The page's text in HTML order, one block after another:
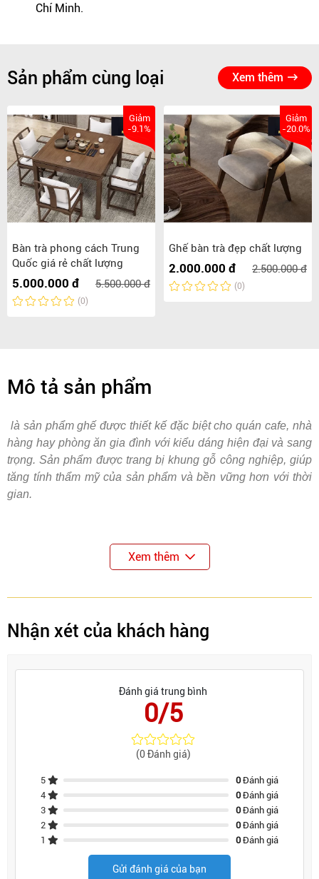
Chí Minh.
Sản phẩm cùng loại Xem thêm
Giảm
-9.1%
Bàn trà phong cách Trung
Quốc giá rẻ chất lượng
5.000.000 đ 5.500.000 đ
(0)
Giảm
-20.0%
Ghế bàn trà đẹp chất lượng
2.000.000 đ 2.500.000 đ
(0)
Mô tả sản phẩm
là sản phẩm ghế được thiết kế đặc biệt cho quán cafe, nhà
hàng hay phòng ăn gia đình với kiểu dáng hiện đại và sang
trọng. Sản phẩm được trang bị khung gỗ công nghiệp, giúp
tăng tính thẩm mỹ của sản phẩm và bền vững hơn với thời
gian.
Xem thêm
Nhận xét của khách hàng
Đánh giá trung bình
0/5
(0 Đánh giá)
5 0Đánh giá
4
0Đánh giá
3
0Đánh giá
2
0Đánh giá
1
0Đánh giá
Gửi đánh giá của bạn